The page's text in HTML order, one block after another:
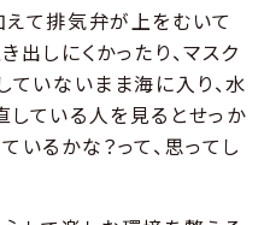
て排気弁が上をむいて
出しにくかったり、マスク
ていないまま海に入り、水
ている人を見るとせっか
いるかな？って、思ってし